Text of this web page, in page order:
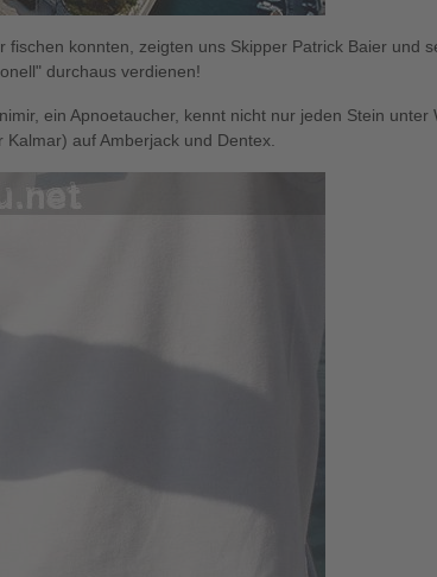
konnten, zeigten uns Skipper Patrick Baier und
durchaus verdienen!
ein Apnoetaucher, kennt nicht nur jeden Stein
auf Amberjack und Dentex.